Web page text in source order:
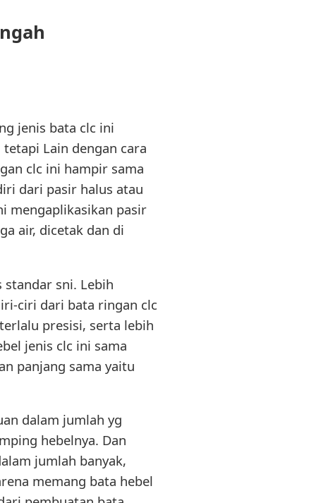
jenis bata clc ini
Lain dengan cara
clc ini hampir sama
dari pasir halus atau
mengaplikasikan pasir
air, dicetak dan di
sni. Lebih
ciri dari bata ringan clc
presisi, serta lebih
jenis clc ini sama
panjang sama yaitu
dalam jumlah yg
hebelnya. Dan
jumlah banyak,
memang bata hebel